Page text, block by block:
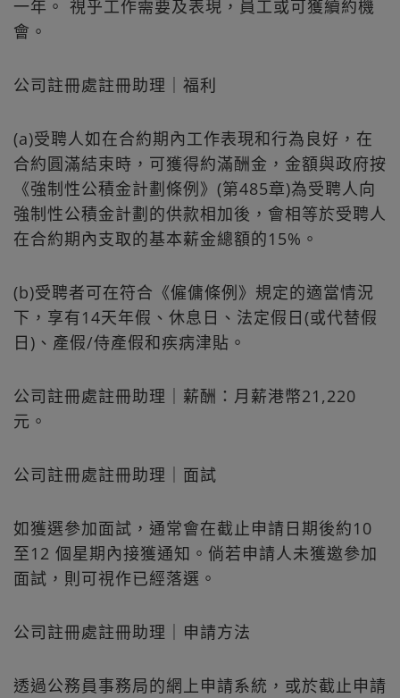
一年。 視乎工作需要及表現，員工或可獲續約機
會。
公司註冊處註冊助理｜福利
(a)受聘人如在合約期內工作表現和行為良好，在
合約圓滿結束時，可獲得約滿酬金，金額與政府按
《強制性公積金計劃條例》(第485章)為受聘人向
強制性公積金計劃的供款相加後，會相等於受聘人
在合約期內支取的基本薪金總額的15%。
(b)受聘者可在符合《僱傭條例》規定的適當情況
下，享有14天年假、休息日、法定假日(或代替假
日)、產假/侍產假和疾病津貼。
公司註冊處註冊助理｜薪酬：月薪港幣21,220
元。
公司註冊處註冊助理｜面試
如獲選參加面試，通常會在截止申請日期後約10
至12 個星期內接獲通知。倘若申請人未獲邀參加
面試，則可視作已經落選。
公司註冊處註冊助理｜申請方法
透過公務員事務局的網上申請系統，或於截止申請